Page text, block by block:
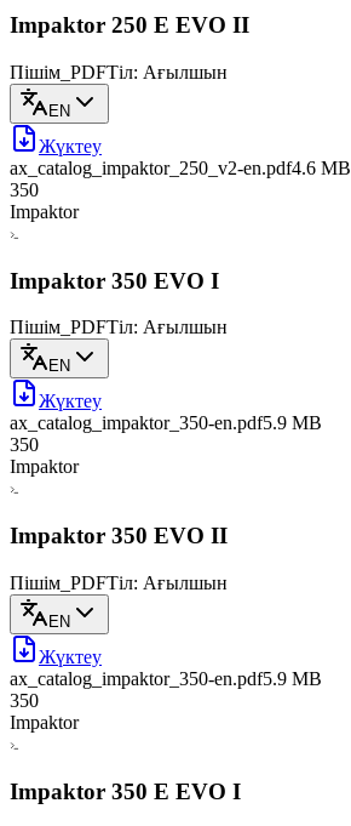
Impaktor 250 E EVO II
Пішім_PDFТіл: Ағылшын
EN
Жүктеу
ax_catalog_impaktor_250_v2-en.pdf4.6 MB
350
Impaktor
Impaktor 350 EVO I
Пішім_PDFТіл: Ағылшын
EN
Жүктеу
ax_catalog_impaktor_350-en.pdf5.9 MB
350
Impaktor
Impaktor 350 EVO II
Пішім_PDFТіл: Ағылшын
EN
Жүктеу
ax_catalog_impaktor_350-en.pdf5.9 MB
350
Impaktor
Impaktor 350 E EVO I